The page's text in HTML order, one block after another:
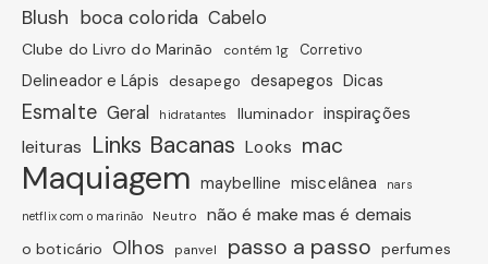
Blush boca colorida Cabelo
Clube do Livro do Marinão contém 1g Corretivo
Delineador e Lápis desapego desapegos Dicas
Esmalte Geral hidratantes Iluminador inspirações
leituras Links Bacanas Looks mac
Maquiagem maybelline miscelânea nars
netflix com o marinão Neutro não é make mas é demais
o boticário Olhos panvel passo a passo perfumes